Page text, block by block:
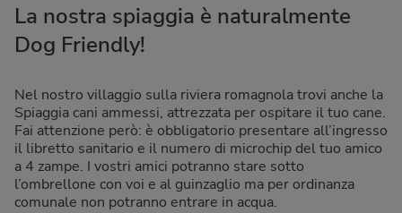
La nostra spiaggia è naturalmente
Dog Friendly!
Nel nostro villaggio sulla riviera romagnola trovi anche la
Spiaggia cani ammessi, attrezzata per ospitare il tuo cane.
Fai attenzione però: è obbligatorio presentare all’ingresso
il libretto sanitario e il numero di microchip del tuo amico
a 4 zampe. I vostri amici potranno stare sotto
l’ombrellone con voi e al guinzaglio ma per ordinanza
comunale non potranno entrare in acqua.